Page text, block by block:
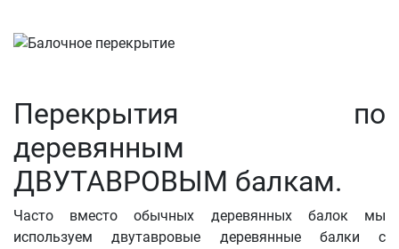
Перекрытия по
деревянным
ДВУТАВРОВЫМ балкам.
Часто вместо обычных деревянных балок мы
используем двутавровые деревянные балки с